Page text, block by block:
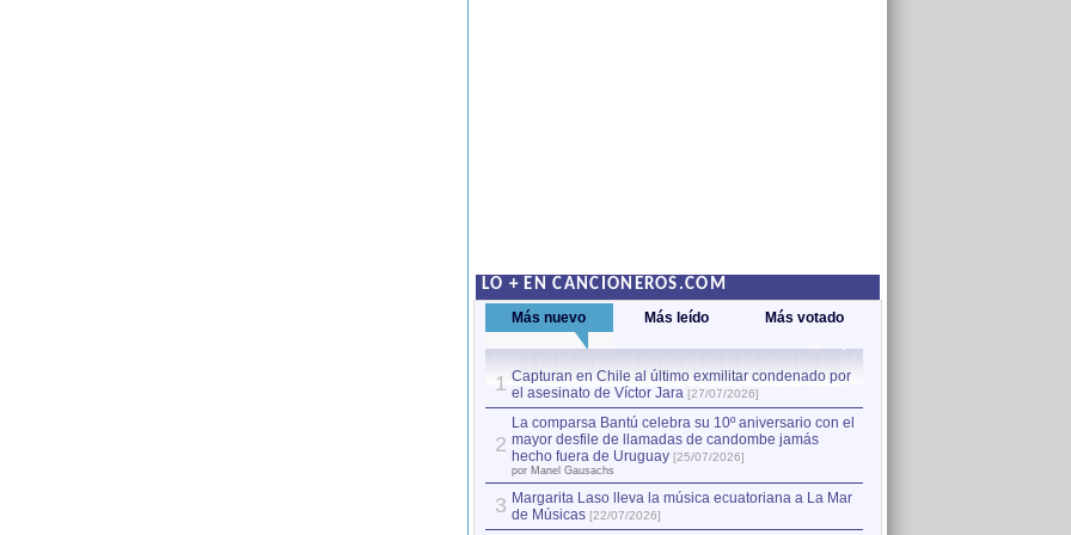
LO + EN CANCIONEROS.COM
Más nuevo Más leído Más votado
1 Capturan en Chile al último exmilitar condenado por
el asesinato de Víctor Jara [27/07/2026]
2
La comparsa Bantú celebra su 10º aniversario con el
mayor desfile de llamadas de candombe jamás
hecho fuera de Uruguay [25/07/2026]
por Manel Gausachs
3 Margarita Laso lleva la música ecuatoriana a La Mar
de Músicas [22/07/2026]